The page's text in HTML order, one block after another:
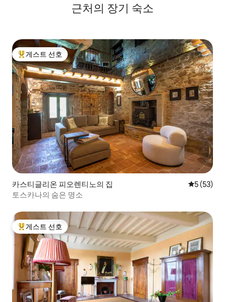
근처의 장기 숙소
상위 게스트 선호
게스트 선호
카스티글리온 피오렌티노의 집 평점 5점
5 (53)
토스카나의 숨은 명소
상위 게스트 선호
게스트 선호